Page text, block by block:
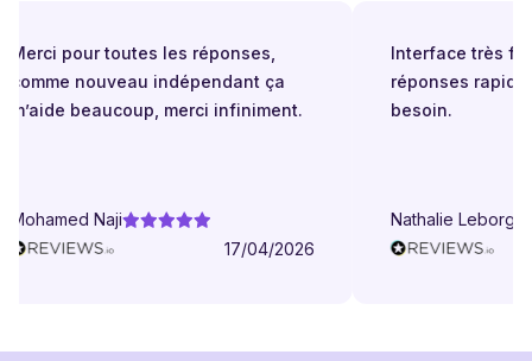
pour toutes les réponses,
nouveau indépendant ça
beaucoup, merci infiniment.
Naji
17/04/2026
Interface très
réponses
besoin.
Nathalie Leborgne